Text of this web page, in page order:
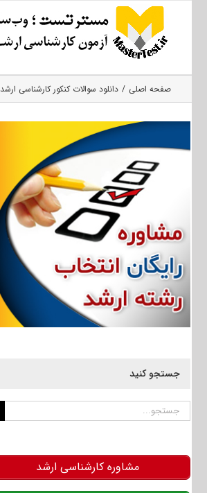
صفحه اصلی دانلود سوالات کنکور کارشناسی ارشد
جستجو کنید
جستجو
مشاوره کارشناسی ارشد